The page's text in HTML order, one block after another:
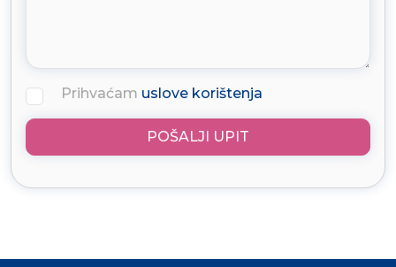
Prihvaćam uslove korištenja
POŠALJI UPIT